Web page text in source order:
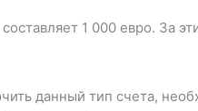
1 000 евро. За
данный тип счета,